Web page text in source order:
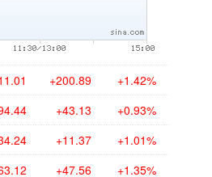
+200.89 +1.42%
+43.13 +0.93%
+11.37 +1.01%
+47.56 +1.35%